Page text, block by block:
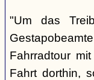
"Um das
Fahrradtour
Fahrt dorthin,